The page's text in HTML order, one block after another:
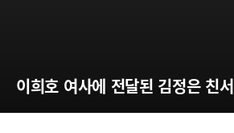
이희호 여사에 전달된 김정은 친서